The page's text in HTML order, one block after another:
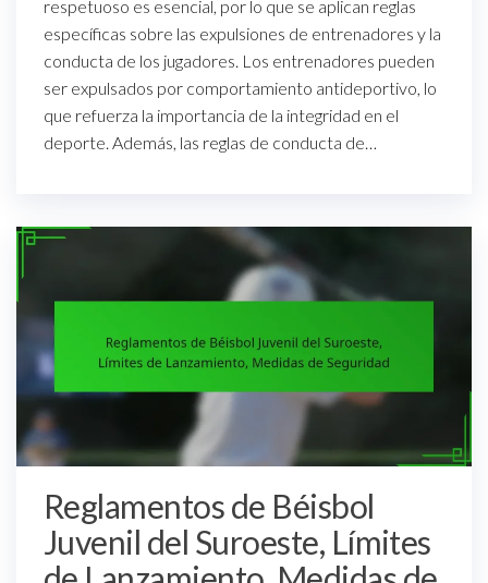
respetuoso es esencial, por lo que se aplican reglas
específicas sobre las expulsiones de entrenadores y la
conducta de los jugadores. Los entrenadores pueden
ser expulsados por comportamiento antideportivo, lo
que refuerza la importancia de la integridad en el
deporte. Además, las reglas de conducta de…
Reglamentos de Béisbol
Juvenil del Suroeste, Límites